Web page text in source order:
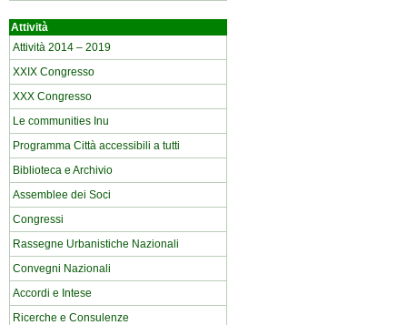
Attività
Attività 2014 – 2019
XXIX Congresso
XXX Congresso
Le communities Inu
Programma Città accessibili a tutti
Biblioteca e Archivio
Assemblee dei Soci
Congressi
Rassegne Urbanistiche Nazionali
Convegni Nazionali
Accordi e Intese
Ricerche e Consulenze